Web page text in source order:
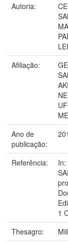
Autoria:
Afiliação:
Ano de
publicação:
Referência:
In:
1
Thesagro: